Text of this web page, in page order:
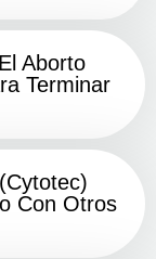
Aborto
Terminar
Con Otros